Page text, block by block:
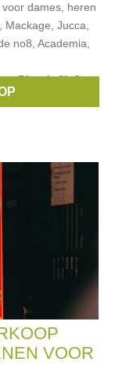
dames, heren
Jucca,
no8, Academia,
,Blonde No8,
VOOR